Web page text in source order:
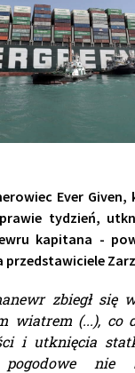
Ever
tydzień,
kapitana -
przedstawiciele
zbiegł się
wiatrem (...), co
i utknięcia
nie